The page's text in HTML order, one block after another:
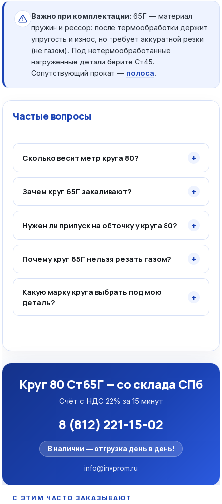
Важно при комплектации: 65Г — материал
пружин и рессор: после термообработки держит
упругость и износ, но требует аккуратной резки
(не газом). Под нетермообработанные
нагруженные детали берите Ст45.
Сопутствующий прокат — полоса.
Частые вопросы
Сколько весит метр круга 80? +
Зачем круг 65Г закаливают? +
Нужен ли припуск на обточку у круга 80? +
Почему круг 65Г нельзя резать газом? +
Какую марку круга выбрать под мою
деталь?
+
Круг 80 Ст65Г — со склада СПб
Счёт с НДС 22% за 15 минут
8 (812) 221-15-02
В наличии — отгрузка день в день!
info@invprom.ru